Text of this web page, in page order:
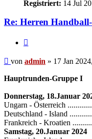
Registriert: 14 Jul
Re: Herren
Beitrag
von admin » 17 Jan
Hauptrunden-Gruppe I
Donnerstag, 18.Januar
Ungarn - Österreich
Deutschland - Island
Frankreich - Kroatien
Samstag, 20.Januar 2024